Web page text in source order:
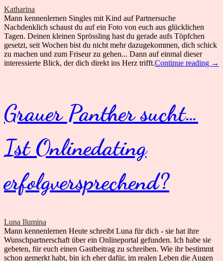
Katharina
Mann kennenlernen Singles mit Kind auf Partnersuche
Nachdenklich schaust du auf ein Foto von euch aus glücklichen
Tagen. Deinen kleinen Sprössling hast du gerade aufs Töpfchen
gesetzt, seit Wochen bist du nicht mehr dazugekommen, dich schick
zu machen und zum Friseur zu gehen... Dann auf einmal dieser
interessierte Blick, der dich direkt ins Herz trifft.Continue reading Wie
→
Grauer Panther sucht…
Ist Onlinedating
erfolgversprechend?
Luna Ilumina
Mann kennenlernen Heute schreibt Luna für dich - sie hat ihre
Wunschpartnerschaft über ein Onlineportal gefunden. Ich habe sie
gebeten, für euch einen Gastbeitrag zu schreiben. Wie ihr bestimmt
schon gemerkt habt, bin ich eher dafür, im realen Leben die Augen